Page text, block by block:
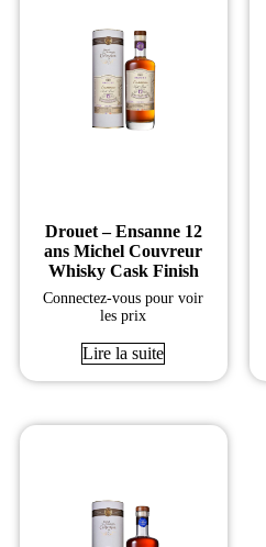
Drouet – Ensanne 12
ans Michel Couvreur
Whisky Cask Finish
Connectez-vous pour voir
les prix
Lire la suite